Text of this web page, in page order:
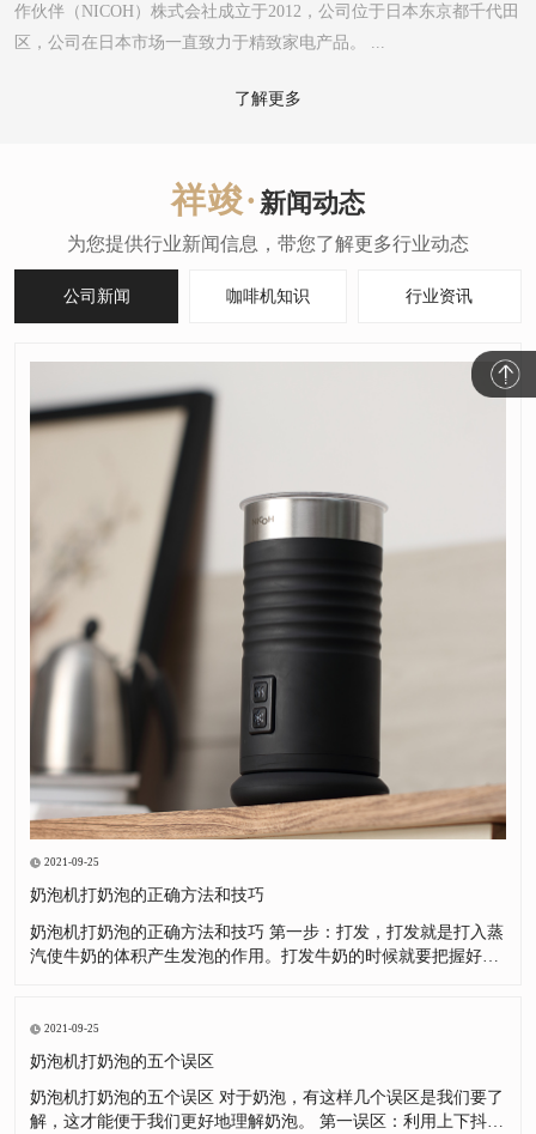
作伙伴（NICOH）株式会社成立于2012，公司位于日本东京都千代田
区，公司在日本市场一直致力于精致家电产品。 ...
了解更多
新闻动态
公司新闻 咖啡机知识 行业资讯
2021-09-25
奶泡机打奶泡的正确方法和技巧
奶泡机打奶泡的正确方法和技巧 第一步：打发，打发就是打入蒸
汽使牛奶的体积产生发泡的作用。打发牛奶的时候就要把握好蒸
成细小的泡沫，并让牛奶分子之间产生黏结的作用，使奶泡组织
变得更加绵密。
2021-09-25
奶泡机打奶泡的五个误区
奶泡机打奶泡的五个误区 对于奶泡，有这样几个误区是我们要了
解，这才能便于我们更好地理解奶泡。 第一误区：利用上下抖拉